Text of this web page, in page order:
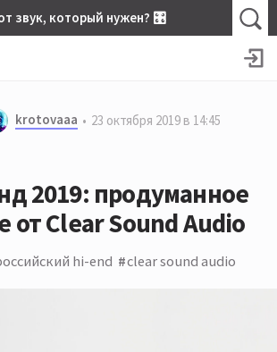
звук, который нужен? 🎛
krotovaaa
23 октября 2019 в 14:45
2019: продуманное
от Clear Sound Audio
hi-end clear sound audio